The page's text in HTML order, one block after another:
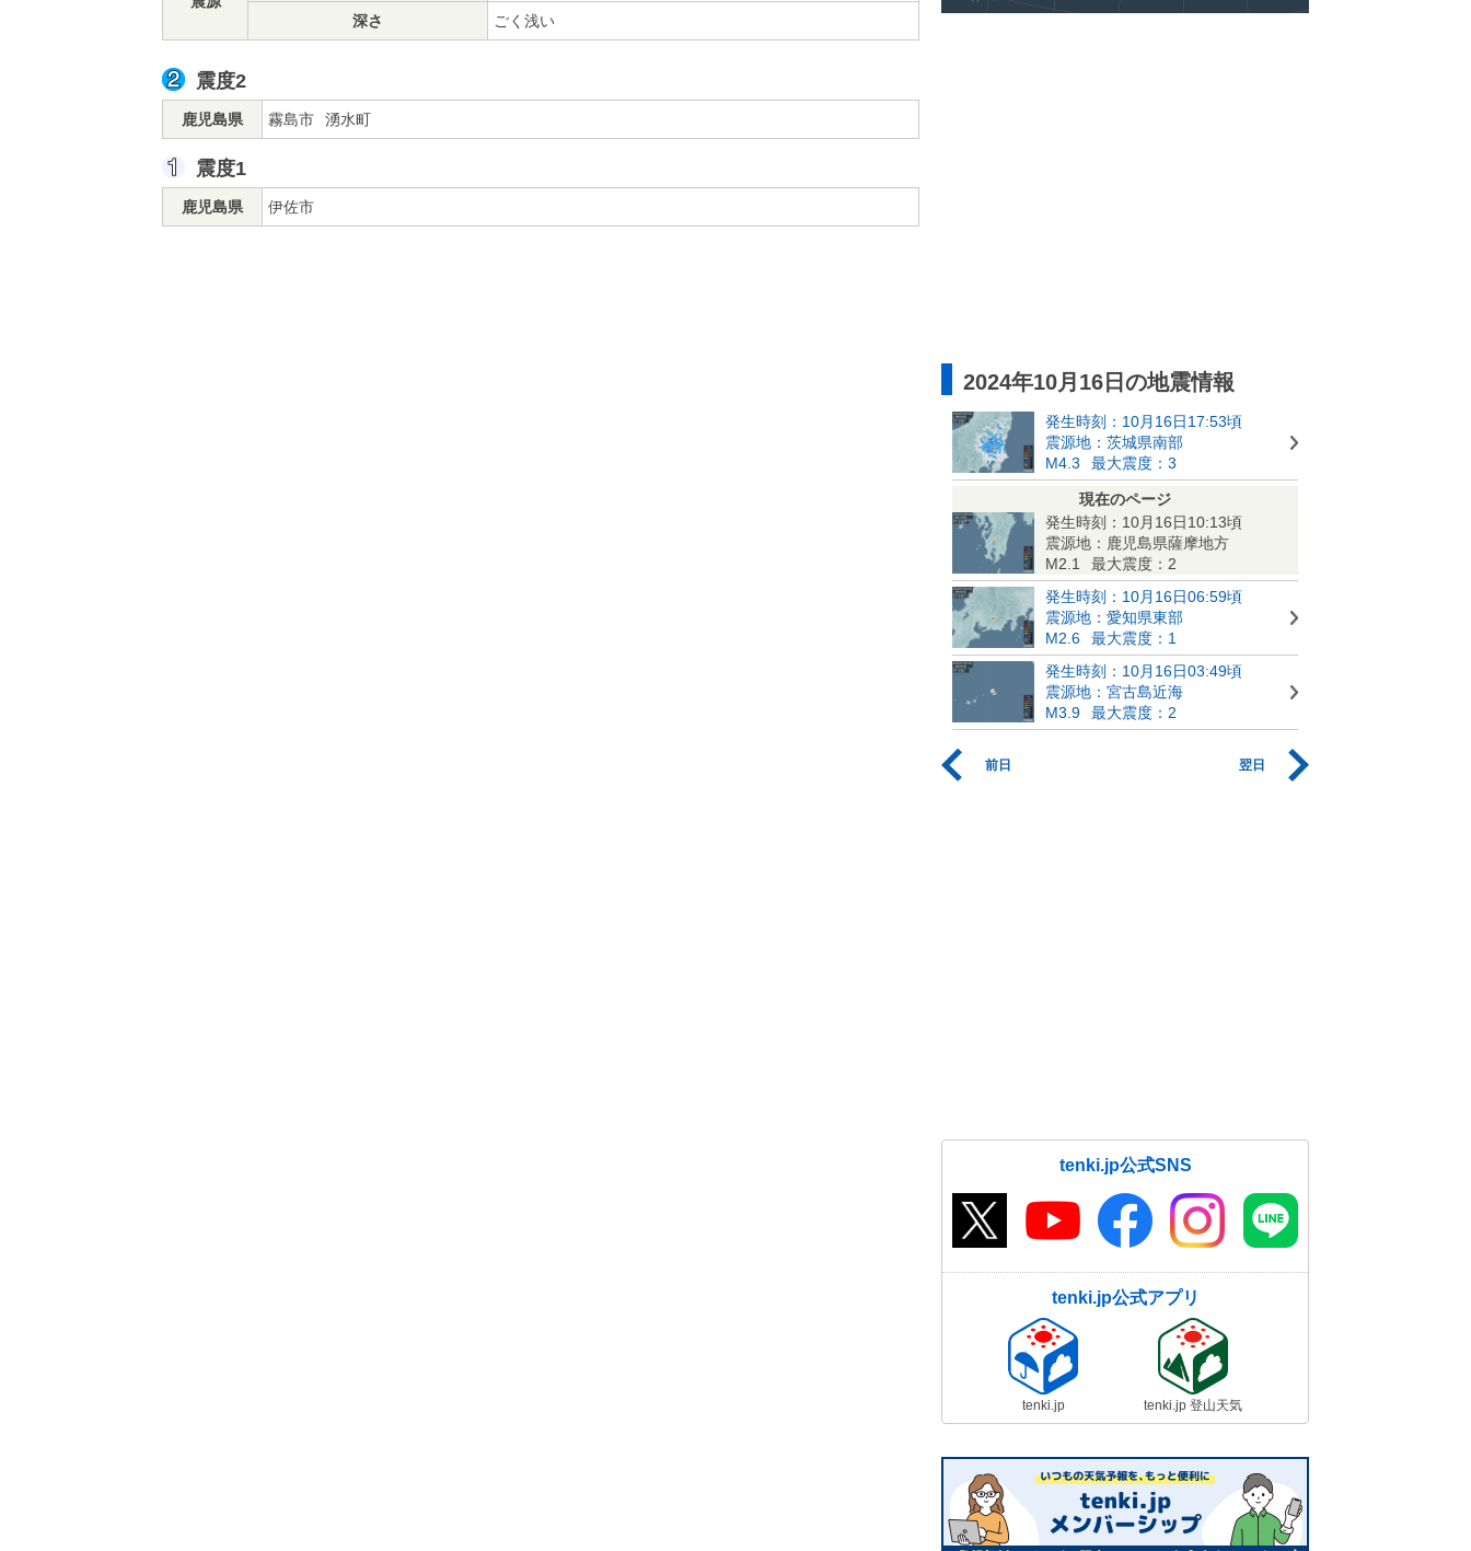
深さ
ごく浅い
震度2
鹿児島県 霧島市 湧水町
震度1
鹿児島県 伊佐市
2024年10月16日の地震情報
発生時刻：10月16日17:53頃
震源地：茨城県南部
M4.3
最大震度：3
現在のページ
発生時刻：10月16日10:13頃
震源地：鹿児島県薩摩地方
M2.1
最大震度：2
発生時刻：10月16日06:59頃
震源地：愛知県東部
M2.6
最大震度：1
発生時刻：10月16日03:49頃
震源地：宮古島近海
M3.9
最大震度：2
前日 翌日
tenki.jp公式SNS
tenki.jp公式アプリ
tenki.jp tenki.jp 登山天気